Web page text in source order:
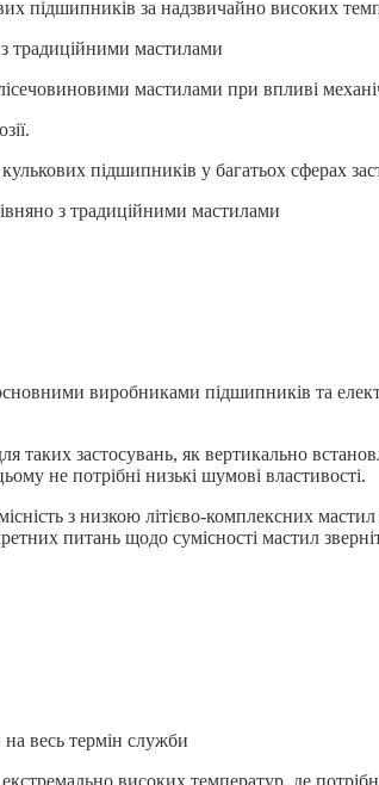
підшипників за надзвичайно високих
традиційними мастилами
мастилами при впливі
підшипників у багатьох сферах
з традиційними мастилами
виробниками підшипників та
таких застосувань, як вертикально
не потрібні низькі шумові властивості.
з низкою літієво-комплексних
питань щодо сумісності мастил
весь термін служби
високих температур, де